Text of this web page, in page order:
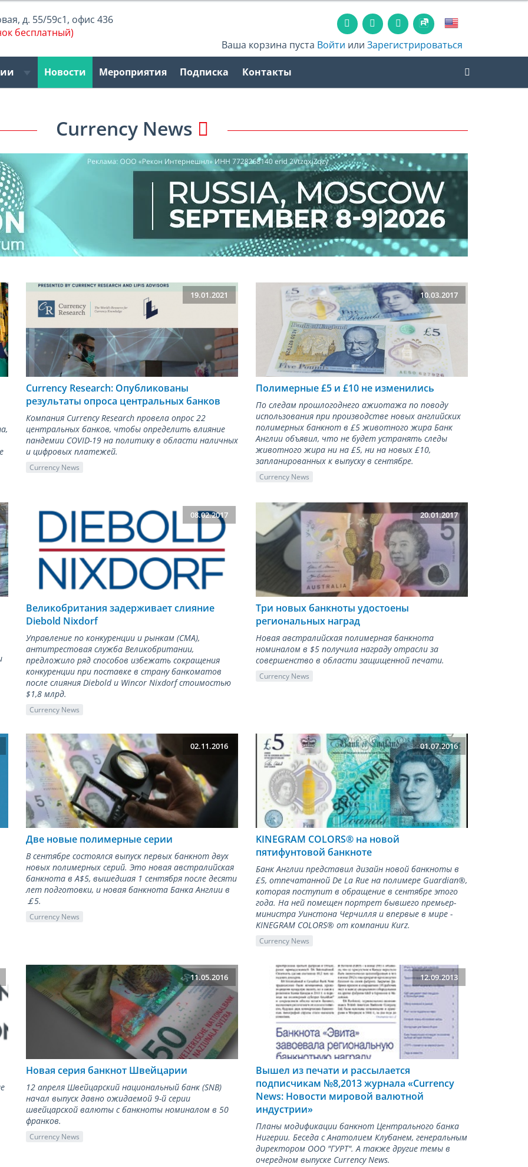
д. 55/59с1, офис 436
бесплатный)
Ваша корзина пуста Войти илиЗарегистрироваться
Новости Мероприятия Подписка Контакты
Currency News
19.01.2021
Currency Research: Опубликованы
результаты опроса центральных банков
Компания Currency Research провела опрос 22
центральных банков, чтобы определить влияние
пандемии COVID-19 на политику в области наличных
и цифровых платежей.
Currency News
10.03.2017
Полимерные £5 и £10 не изменились
По следам прошлогоднего ажиотажа по поводу
использования при производстве новых английских
полимерных банкнот в £5 животного жира Банк
Англии объявил, что не будет устранять следы
животного жира ни на £5, ни на новых £10,
запланированных к выпуску в сентябре.
Currency News
08.02.2017
Великобритания задерживает слияние
Diebold Nixdorf
Управление по конкуренции и рынкам (CMA),
антитрестовая служба Великобритании,
предложило ряд способов избежать сокращения
конкуренции при поставке в страну банкоматов
после слияния Diebold и Wincor Nixdorf стоимостью
$1,8 млрд.
Currency News
20.01.2017
Три новых банкноты удостоены
региональных наград
Новая австралийская полимерная банкнота
номиналом в $5 получила награду отрасли за
совершенство в области защищенной печати.
Currency News
02.11.2016
Две новые полимерные серии
В сентябре состоялся выпуск первых банкнот двух
новых полимерных серий. Это новая австралийская
банкнота в A$5, вышедшая 1 сентября после десяти
лет подготовки, и новая банкнота Банка Англии в
￡5.
Currency News
01.07.2016
KINEGRAM COLORS® на новой
пятифунтовой банкноте
Банк Англии представил дизайн новой банкноты в
£5, отпечатанной De La Rue на полимере Guardian®,
которая поступит в обращение в сентябре этого
года. На ней помещен портрет бывшего премьер-
министра Уинстона Черчилля и впервые в мире -
KINEGRAM COLORS® от компании Kurz.
Currency News
11.05.2016
Новая серия банкнот Швейцарии
12 апреля Швейцарский национальный банк (SNB)
начал выпуск давно ожидаемой 9-й серии
швейцарской валюты с банкноты номиналом в 50
франков.
Currency News
12.09.2013
Вышел из печати и рассылается
подписчикам №8,2013 журнала «Сurrency
News: Новости мировой валютной
индустрии»
Планы модификации банкнот Центрального банка
Нигерии. Беседа с Анатолием Клубанем, генеральным
директором ООО "ГУРТ". А также другие темы в
очередном выпуске Currency News.